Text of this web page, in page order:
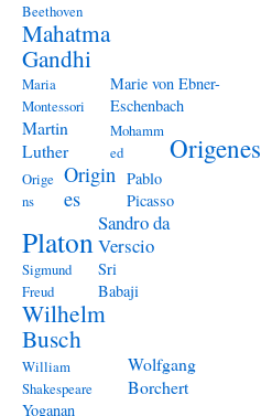
Beethoven
Mahatma
Gandhi
Maria
Montessori
Marie von Ebner-
Eschenbach
Martin
Luther
Mohamm
ed
Origenes
Orige
ns
Origin
es
Pablo
Picasso
Platon
Sandro da
Verscio
Sigmund
Freud
Sri
Babaji
Wilhelm
Busch
William
Shakespeare
Wolfgang
Borchert
Yoganan